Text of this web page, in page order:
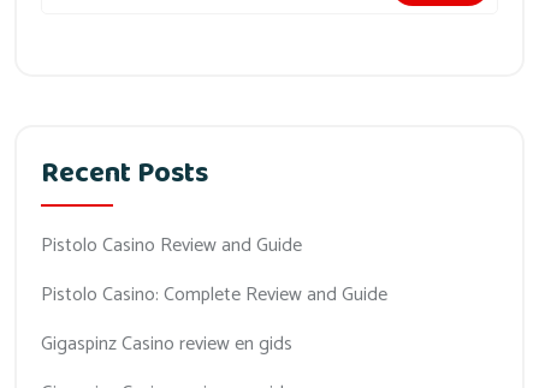
Recent Posts
Pistolo Casino Review and Guide
Pistolo Casino: Complete Review and Guide
Gigaspinz Casino review en gids